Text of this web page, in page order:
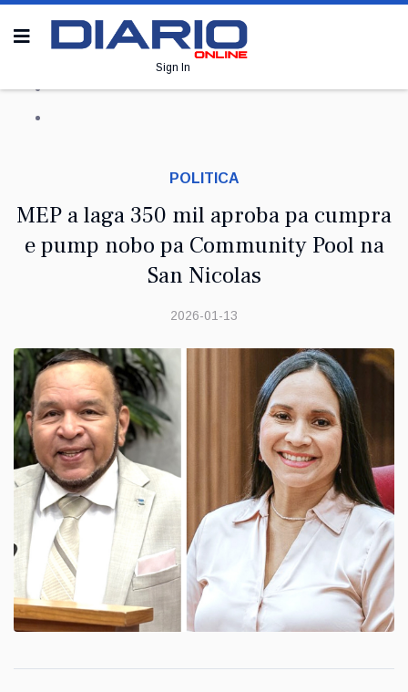
Sign In
POLITICA
MEP a laga 350 mil aproba pa cumpra
e pump nobo pa Community Pool na
San Nicolas
2026-01-13